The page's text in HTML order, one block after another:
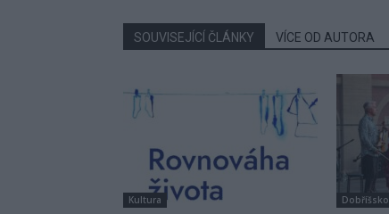
SOUVISEJÍCÍ ČLÁNKY VÍCE OD AUTORA
Kultura Dobříšsko